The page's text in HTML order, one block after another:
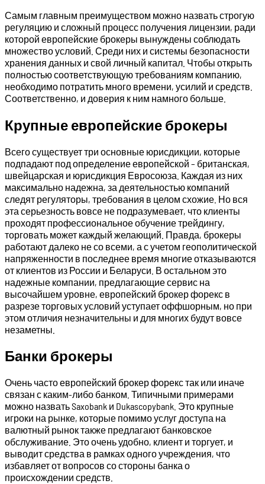
Самым главным преимуществом можно назвать строгую
регуляцию и сложный процесс получения лицензии, ради
которой европейские брокеры вынуждены соблюдать
множество условий. Среди них и системы безопасности
хранения данных и свой личный капитал. Чтобы открыть
полностью соответствующую требованиям компанию,
необходимо потратить много времени, усилий и средств.
Соответственно, и доверия к ним намного больше.
Крупные европейские брокеры
Всего существует три основные юрисдикции, которые
подпадают под определение европейской – британская,
швейцарская и юрисдикция Евросоюза. Каждая из них
максимально надежна, за деятельностью компаний
следят регуляторы, требования в целом схожие. Но вся
эта серьезность вовсе не подразумевает, что клиенты
проходят профессиональное обучение трейдингу,
торговать может каждый желающий. Правда, брокеры
работают далеко не со всеми, а с учетом геополитической
напряженности в последнее время многие отказываются
от клиентов из России и Беларуси. В остальном это
надежные компании, предлагающие сервис на
высочайшем уровне, европейский брокер форекс в
разрезе торговых условий уступает оффшорным, но при
этом отличия незначительны и для многих будут вовсе
незаметны.
Банки брокеры
Очень часто европейский брокер форекс так или иначе
связан с каким-либо банком. Типичными примерами
можно назвать Saxobank и Dukascopybank. Это крупные
игроки на рынке, которые помимо услуг доступа на
валютный рынок также предлагают банковское
обслуживание. Это очень удобно, клиент и торгует, и
выводит средства в рамках одного учреждения, что
избавляет от вопросов со стороны банка о
происхождении средств.